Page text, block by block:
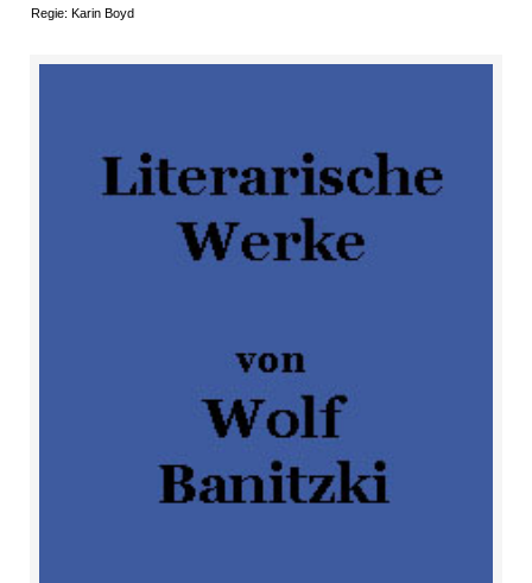
Regie: Karin Boyd